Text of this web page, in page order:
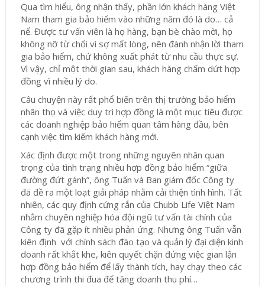
Qua tìm hiểu, ông nhận thấy, phần lớn khách hàng Việt
Nam tham gia bảo hiểm vào những năm đó là do… cả
nể. Được tư vấn viên là họ hàng, bạn bè chào mời, họ
không nỡ từ chối vì sợ mất lòng, nên đành nhận lời tham
gia bảo hiểm, chứ không xuất phát từ nhu cầu thực sự.
Vì vậy, chỉ một thời gian sau, khách hàng chấm dứt hợp
đồng vì nhiều lý do.
Câu chuyện này rất phổ biến trên thị trường bảo hiểm
nhân thọ và việc duy trì hợp đồng là một mục tiêu được
các doanh nghiệp bảo hiểm quan tâm hàng đầu, bên
cạnh việc tìm kiếm khách hàng mới.
Xác định được một trong những nguyên nhân quan
trọng của tình trạng nhiều hợp đồng bảo hiểm “giữa
đường đứt gánh”, ông Tuấn và Ban giám đốc Công ty
đã đề ra một loạt giải pháp nhằm cải thiện tình hình. Tất
nhiên, các quy định cứng rắn của Chubb Life Việt Nam
nhằm chuyên nghiệp hóa đội ngũ tư vấn tài chính của
Công ty đã gặp ít nhiều phản ứng. Nhưng ông Tuấn vẫn
kiên định với chính sách đào tạo và quản lý đại diện kinh
doanh rất khắt khe, kiên quyết chặn đứng việc gian lận
hợp đồng bảo hiểm để lấy thành tích, hay chạy theo các
chương trình thi đua để tăng doanh thu phí…